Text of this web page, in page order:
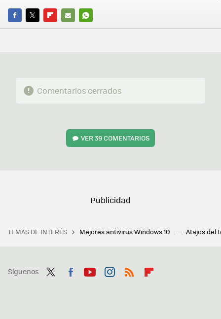
FACEBOOK
TWITTERFLIPBOARD
E-
WHATSAPP
Comentarios cerrados
VER39 COMENTARIOS
TEMAS DE INTERÉS Mejores antivirus Windows 10 Atajos del
Síguenos